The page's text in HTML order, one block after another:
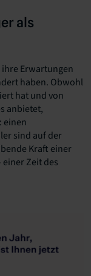
als
ihre Erwartungen
haben. Obwohl
hat und von
anbietet,
einen
sind auf der
Kraft einer
Zeit des